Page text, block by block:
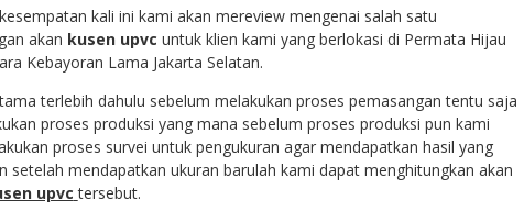
kali ini kami akan mereview mengenai salah satu
akan kusen upvc untuk klien kami yang berlokasi di Permata Hijau
Kebayoran Lama Jakarta Selatan.
terlebih dahulu sebelum melakukan proses pemasangan tentu saja
proses produksi yang mana sebelum proses produksi pun kami
proses survei untuk pengukuran agar mendapatkan hasil yang
setelah mendapatkan ukuran barulah kami dapat menghitungkan akan
upvc tersebut.